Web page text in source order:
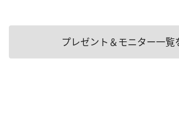
プレゼント＆モニター一覧